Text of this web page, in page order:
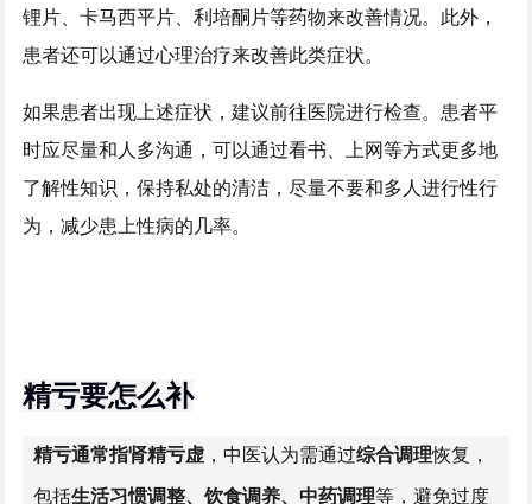
锂片、卡马西平片、利培酮片等药物来改善情况。此外，
患者还可以通过心理治疗来改善此类症状。
如果患者出现上述症状，建议前往医院进行检查。患者平
时应尽量和人多沟通，可以通过看书、上网等方式更多地
了解性知识，保持私处的清洁，尽量不要和多人进行性行
为，减少患上性病的几率。
精亏要怎么补
精亏通常指肾精亏虚，中医认为需通过综合调理恢复，
包括生活习惯调整、饮食调养、中药调理等，避免过度